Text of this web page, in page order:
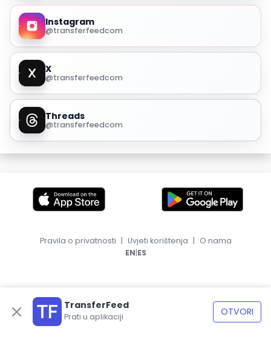
Instagram
@transferfeedcom
X
@transferfeedcom
Threads
@transferfeedcom
TransferFeed
Prati u aplikaciji OTVORI
Pravila o privatnosti | Uvjeti korištenja | O nama
EN|ES